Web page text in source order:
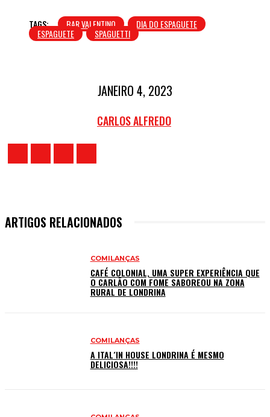
TAGS: BAR VALENTINO DIA DO ESPAGUETE
ESPAGUETE SPAGUETTI
JANEIRO 4, 2023
CARLOS ALFREDO
ARTIGOS RELACIONADOS
COMILANÇAS
CAFÉ COLONIAL, UMA SUPER EXPERIÊNCIA QUE
O CARLÃO COM FOME SABOREOU NA ZONA
RURAL DE LONDRINA
COMILANÇAS
A ITAL´IN HOUSE LONDRINA É MESMO
DELICIOSA!!!!